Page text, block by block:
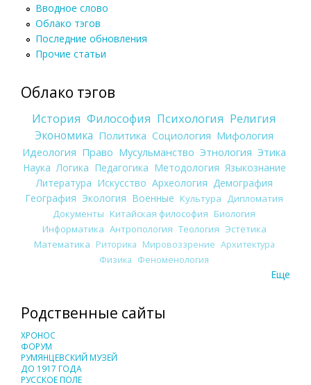
Вводное слово
Облако тэгов
Последние обновления
Прочие статьи
Облако тэгов
История Философия Психология Религия
Экономика Политика Социология Мифология
Идеология Право Мусульманство Этнология Этика
Наука Логика Педагогика Методология Языкознание
Литература Искусство Археология Демография
География Экология Военные Культура
Дипломатия
Документы Китайская философия Биология
Информатика Антропология Теология Эстетика
Математика Риторика Мировоззрение Архитектура
Физика Феноменология
Еще
Родственные сайты
ХРОНОС
ФОРУМ
РУМЯНЦЕВСКИЙ МУЗЕЙ
ДО 1917 ГОДА
РУССКОЕ ПОЛЕ